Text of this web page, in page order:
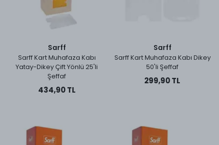
Sarff
Sarff Kart Muhafaza Kabı
Yatay-Dikey Çift Yönlü 25'li
Şeffaf
434,90 TL
Sarff
Sarff Kart Muhafaza Kabı Dikey
50'li Şeffaf
299,90 TL